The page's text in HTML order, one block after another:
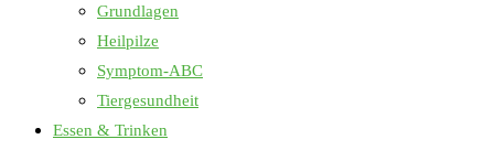
Grundlagen
Heilpilze
Symptom-ABC
Tiergesundheit
Essen & Trinken